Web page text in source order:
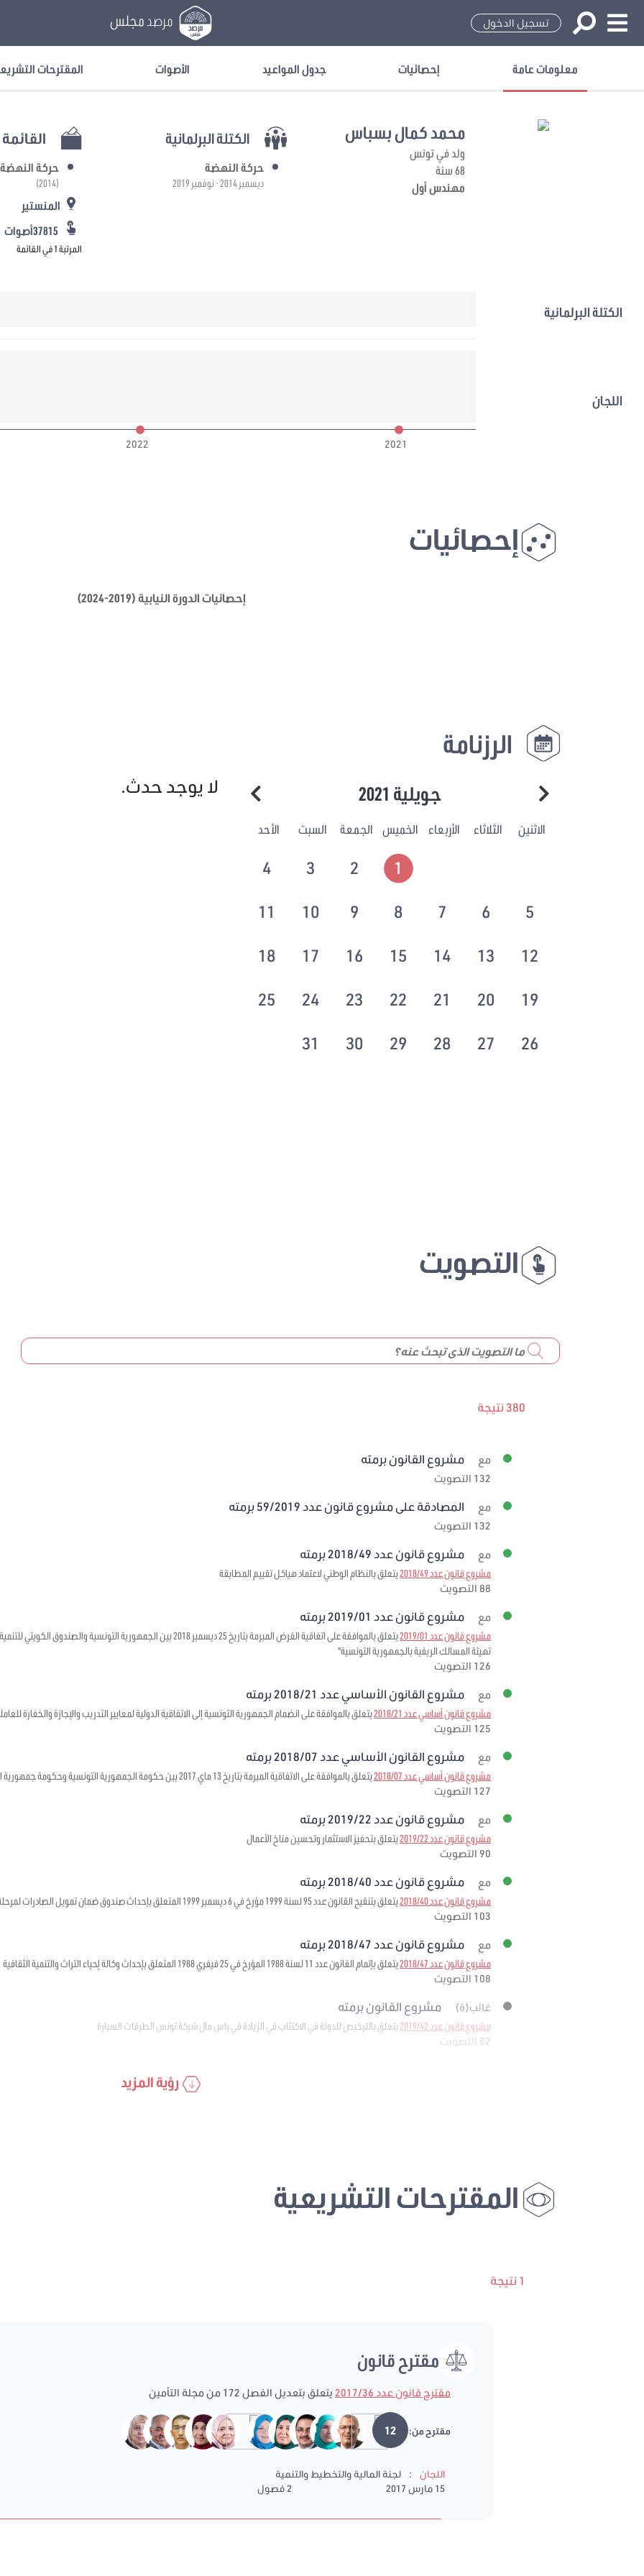
تسجيل الدخول مرصد مجلس
معلومات عامة إحصائيات جدول المواعيد الأصوات المقترحات
محمد كمال بسباس
ولد في تونس
68 سنة
مهندس أول
الكتلة البرلمانية
حركة النهضة
ديسمبر 2014 - نوفمبر 2019
القائمة
حركة النهضة
(2014)
المنستير
المرتبة 1 في القائمة
الكتلة البرلمانية
اللجان
2021
2022
إحصائيات
إحصائيات الدورة النيابية (2019-2024)
الرزنامة
جويلية 2021
الاثنين الثلاثاء الأربعاء الخميس الجمعة السبت الأحد
1
2
3
4
5
6
7
8
9
10
11
12
13
14
15
16
17
18
19
20
21
22
23
24
25
26
27
28
29
30
31
لا يوجد حدث.
التصويت
380 نتيجة
مع مشروع القانون برمته
132 التصويت
مع المصادقة على مشروع قانون عدد 59/2019 برمته
132 التصويت
مع مشروع قانون عدد 2018/49 برمته
مشروع قانون عدد 2018/49
يتعلق بالنظام الوطني لاعتماد هياكل تقييم المطابقة
88 التصويت
مع مشروع قانون عدد 2019/01 برمته
مشروع قانون عدد 2019/01
يتعلق بالموافقة على اتفاقية القرض المبرمة بتاريخ 25 ديسمبر 2018 بين
تهيئة المسالك الريفية بالجمهورية التونسية"
126 التصويت
مع مشروع القانون الأساسي عدد 2018/21 برمته
مشروع قانون أساسي عدد 2018/21
يتعلق بالموافقة على انضمام الجمهورية التونسية إلى الاتفاقية الدولية لمعايير التدريب والإجازة والخفارة
125 التصويت
مع مشروع القانون الأساسي عدد 2018/07 برمته
مشروع قانون أساسي عدد 2018/07
يتعلق بالموافقة على الاتفاقية المبرمة بتاريخ 13 ماي 2017 بين حكومة الجمهورية التونسية وحكومة جمهورية الصين الشعبية حول بعث مراكز ثقافية
127 التصويت
مع مشروع قانون عدد 2019/22 برمته
مشروع قانون عدد 2019/22
يتعلق بتحفيز الاستثمار وتحسين مناخ الأعمال
90 التصويت
مع مشروع قانون عدد 2018/40 برمته
مشروع قانون عدد 2018/40
يتعلق بتنقيح القانون عدد 95 لسنة 1999 مؤرخ في 6 ديسمبر 1999 المتعلق بإحداث صندوق ضمان تمويل الصادرات لمرحلة ما قبل الشحن
103 التصويت
مع مشروع قانون عدد 2018/47 برمته
مشروع قانون عدد 2018/47
يتعلق بإتمام القانون عدد 11 لسنة 1988 المؤرخ في 25 فيفري 1988 المتعلق بإحداث وكالة إحياء التراث والتنمية الثقافية
108 التصويت
غائب(ة) مشروع القانون برمته
مشروع قانون عدد 2019/42
يتعلق بالترخيص للدولة في الاكتتاب في الزيادة في راس مال شركة تونس الطرقات السيارة
82 التصويت
رؤية المزيد
المقترحات التشريعية
1 نتيجة
مقترح قانون
مقترح قانون عدد 2017/36 يتعلق بتعديل الفصل 172 من مجلة التأمين
مقترح من: 12
اللجان :
لجنة المالية والتخطيط والتنمية
15 مارس 2017
2 فصول